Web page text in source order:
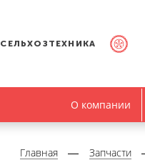
СЕЛЬХОЗТЕХНИКА
О компании
Главная Запчасти